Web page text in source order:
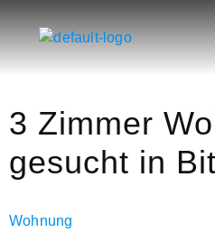
3 Zimmer
gesucht in
Wohnung